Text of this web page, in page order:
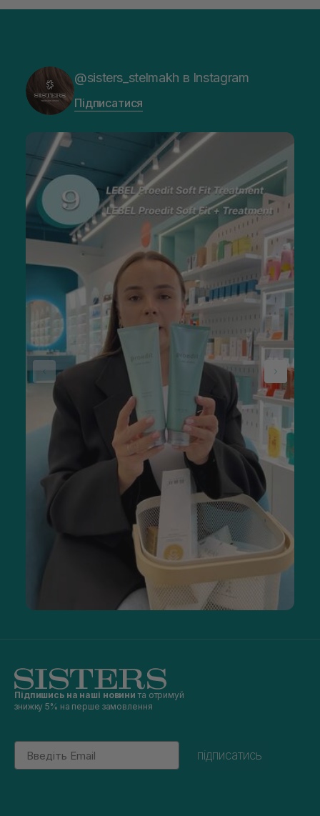
@sisters_stelmakh в Instagram
Підписатися
Підпишись на наші новини та отримуй
знижку 5% на перше замовлення
Email
підписатись